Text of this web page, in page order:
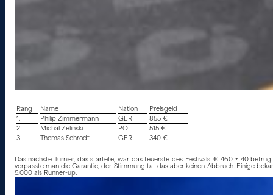
Rang Name Nation
Preisgeld
1.
Philip Zimmermann GER
855 €
2.
Michal Zelinski POL
515 €
3.
Thomas Schrodt GER 340 €
Das nächste Turnier, das startete, war das teuerste des Festivals. € 460 + 40
verpasste man die Garantie, der Stimmung tat das aber keinen Abbruch. Einige
5.000 als Runner-up.